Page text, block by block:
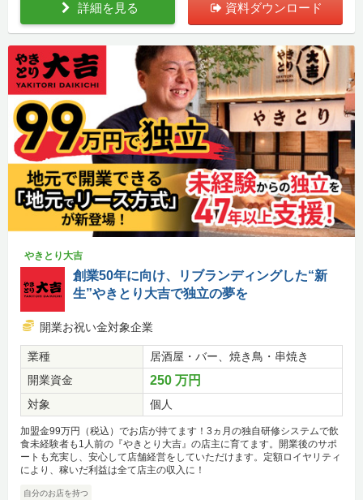
詳細を見る 資料ダウンロード
やきとり大吉
創業50年に向け、リブランディングした“新
生”やきとり大吉で独立の夢を
開業お祝い金対象企業
業種
居酒屋・バー、焼き鳥・串焼き
開業資金
250 万円
対象 個人
加盟金99万円（税込）でお店が持てます！3ヵ月の独自研修システムで飲
食未経験者も1人前の『やきとり大吉』の店主に育てます。開業後のサポ
ートも充実し、安心して店舗経営をしていただけます。定額ロイヤリティ
により、稼いだ利益は全て店主の収入に！
自分のお店を持つ